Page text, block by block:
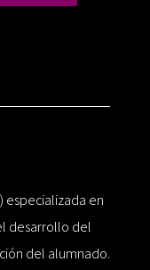
especializada en
desarrollo del
del alumnado.